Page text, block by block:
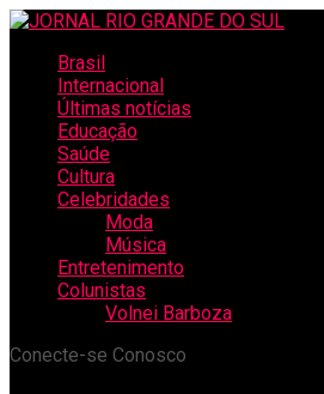
Brasil
Internacional
Últimas notícias
Educação
Saúde
Cultura
Celebridades
Moda
Música
Entretenimento
Colunistas
Volnei Barboza
Conecte-se Conosco